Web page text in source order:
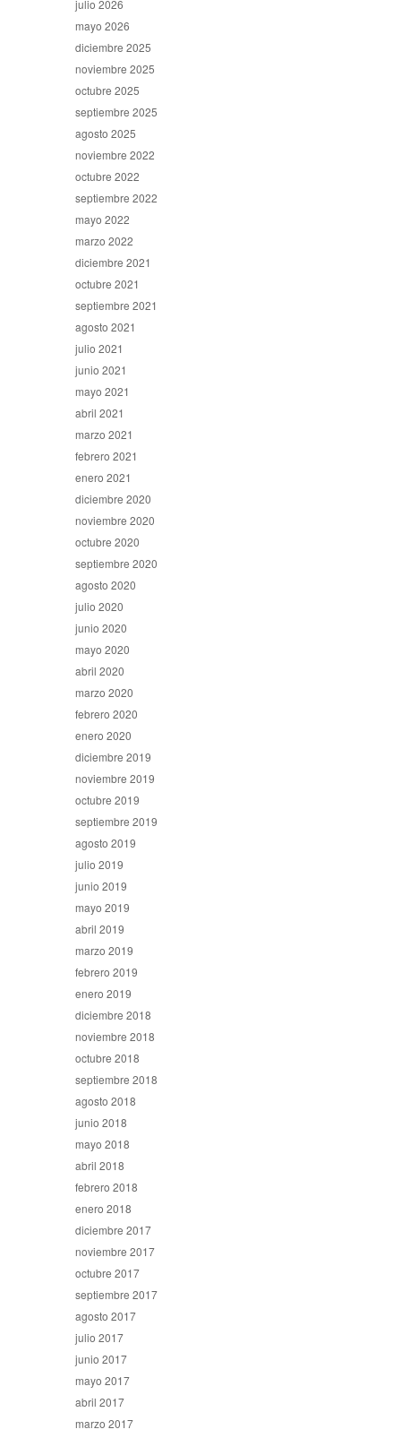
julio 2026
mayo 2026
diciembre 2025
noviembre 2025
octubre 2025
septiembre 2025
agosto 2025
noviembre 2022
octubre 2022
septiembre 2022
mayo 2022
marzo 2022
diciembre 2021
octubre 2021
septiembre 2021
agosto 2021
julio 2021
junio 2021
mayo 2021
abril 2021
marzo 2021
febrero 2021
enero 2021
diciembre 2020
noviembre 2020
octubre 2020
septiembre 2020
agosto 2020
julio 2020
junio 2020
mayo 2020
abril 2020
marzo 2020
febrero 2020
enero 2020
diciembre 2019
noviembre 2019
octubre 2019
septiembre 2019
agosto 2019
julio 2019
junio 2019
mayo 2019
abril 2019
marzo 2019
febrero 2019
enero 2019
diciembre 2018
noviembre 2018
octubre 2018
septiembre 2018
agosto 2018
junio 2018
mayo 2018
abril 2018
febrero 2018
enero 2018
diciembre 2017
noviembre 2017
octubre 2017
septiembre 2017
agosto 2017
julio 2017
junio 2017
mayo 2017
abril 2017
marzo 2017